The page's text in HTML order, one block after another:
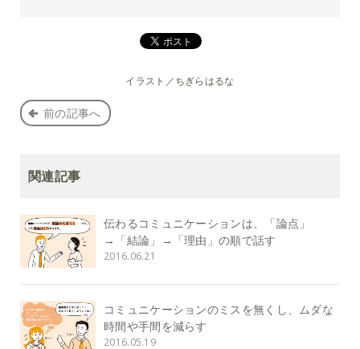
イラスト／ちぎらはるな
前の記事へ
関連記事
伝わるコミュニケーションは、「論点」
→「結論」→「理由」の順で話す
2016.06.21
コミュニケーションのミスを無くし、ムダな
時間や手間を減らす
2016.05.19